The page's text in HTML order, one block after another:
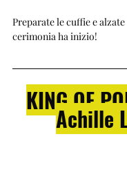
Preparate le cuffie e
cerimonia ha inizio!
KING OF
Achille